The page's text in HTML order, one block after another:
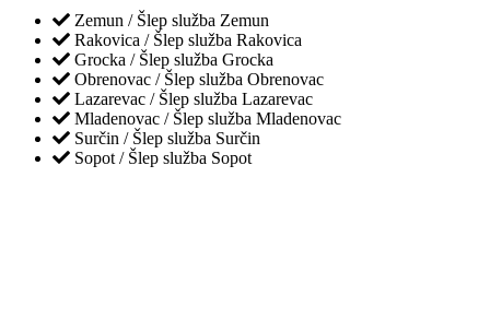
Zemun / Šlep služba Zemun
Rakovica / Šlep služba Rakovica
Grocka / Šlep služba Grocka
Obrenovac / Šlep služba Obrenovac
Lazarevac / Šlep služba Lazarevac
Mladenovac / Šlep služba Mladenovac
Surčin / Šlep služba Surčin
Sopot / Šlep služba Sopot